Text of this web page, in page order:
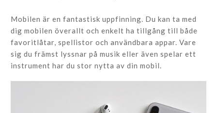
Mobilen är en fantastisk uppfinning. Du kan ta med
dig mobilen överallt och enkelt ha tillgång till både
favoritlåtar, spellistor och användbara appar. Vare
sig du främst lyssnar på musik eller även spelar ett
instrument har du stor nytta av din mobil.